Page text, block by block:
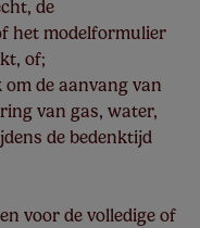
de
het modelformulier
of;
de aanvang van
van gas, water,
de bedenktijd
voor de volledige of